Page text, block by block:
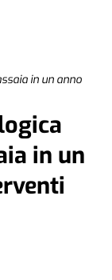
in un anno
in un